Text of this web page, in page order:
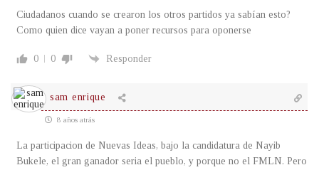
Ciudadanos cuando se crearon los otros partidos ya sabían esto?
Como quien dice vayan a poner recursos para oponerse
0 0 Responder
sam enrique
8 años atrás
La participacion de Nuevas Ideas, bajo la candidatura de Nayib
Bukele, el gran ganador seria el pueblo, y porque no el FMLN. Pero